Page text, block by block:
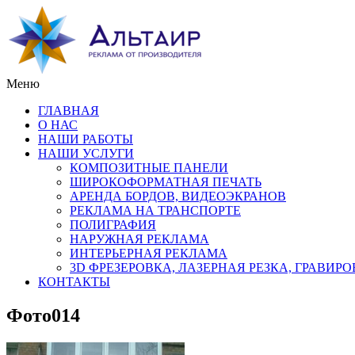
Меню
ГЛАВНАЯ
О НАС
НАШИ РАБОТЫ
НАШИ УСЛУГИ
КОМПОЗИТНЫЕ ПАНЕЛИ
ШИРОКОФОРМАТНАЯ ПЕЧАТЬ
АРЕНДА БОРДОВ, ВИДЕОЭКРАНОВ
РЕКЛАМА НА ТРАНСПОРТЕ
ПОЛИГРАФИЯ
НАРУЖНАЯ РЕКЛАМА
ИНТЕРЬЕРНАЯ РЕКЛАМА
3D ФРЕЗЕРОВКА, ЛАЗЕРНАЯ РЕЗКА,
КОНТАКТЫ
Фото014